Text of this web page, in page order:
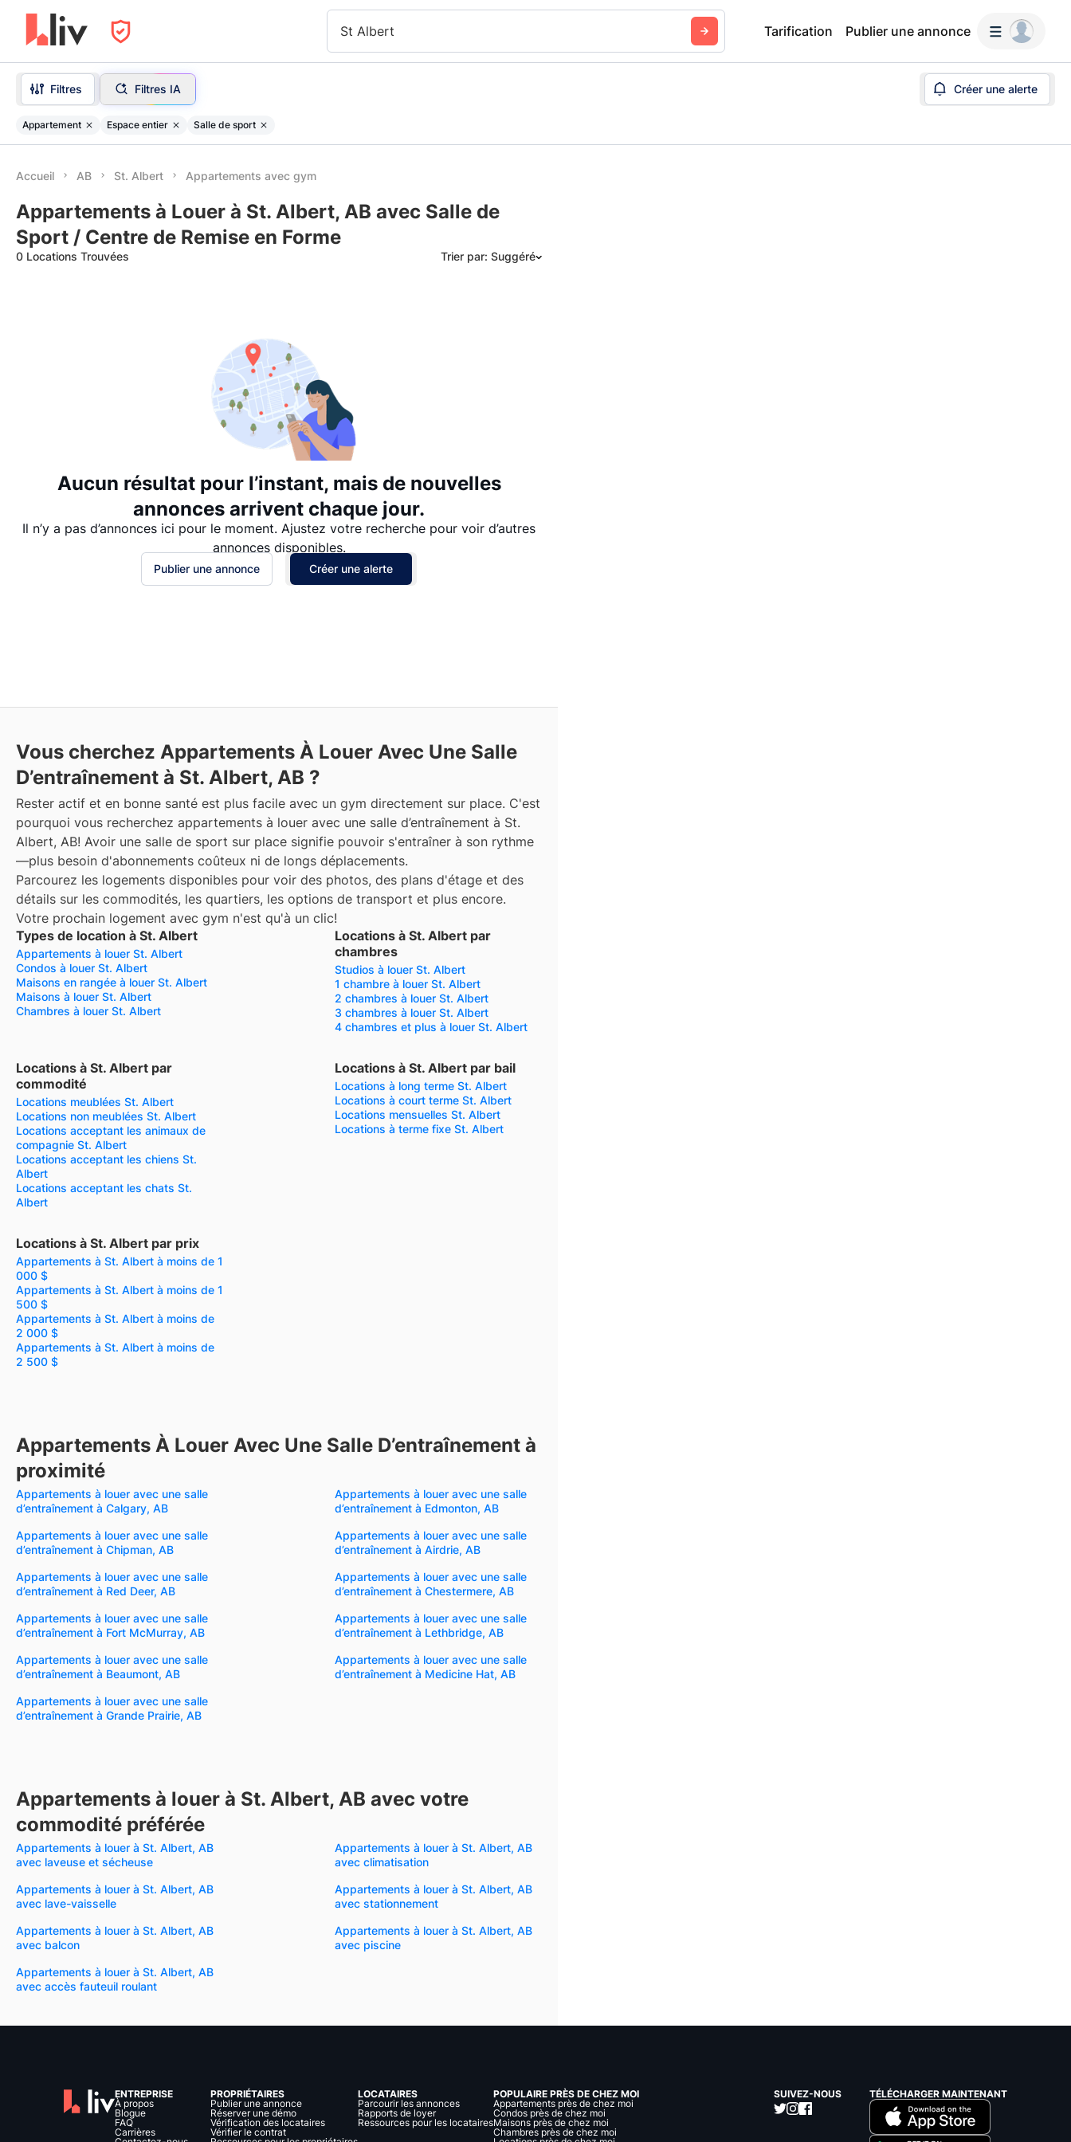
St Albert Tarification Publier une annonce
Filtres Filtres IA Créer une alerte
Appartement Espace entier Salle de sport
Accueil AB St. Albert Appartements avec gym
Appartements à Louer à St. Albert, AB avec Salle de
Sport / Centre de Remise en Forme
0 Locations Trouvées Trier par: Suggéré
Aucun résultat pour l’instant, mais de nouvelles
annonces arrivent chaque jour.
Il n’y a pas d’annonces ici pour le moment. Ajustez votre recherche pour voir d’autres
annonces disponibles.
Publier une annonce Créer une alerte
Vous cherchez Appartements À Louer Avec Une Salle
D’entraînement à St. Albert, AB ?
Rester actif et en bonne santé est plus facile avec un gym directement sur place. C'est
pourquoi vous recherchez appartements à louer avec une salle d’entraînement à St.
Albert, AB! Avoir une salle de sport sur place signifie pouvoir s'entraîner à son rythme
—plus besoin d'abonnements coûteux ni de longs déplacements.
Parcourez les logements disponibles pour voir des photos, des plans d'étage et des
détails sur les commodités, les quartiers, les options de transport et plus encore.
Votre prochain logement avec gym n'est qu'à un clic!
Types de location à St. Albert
Appartements à louer St. Albert
Condos à louer St. Albert
Maisons en rangée à louer St. Albert
Maisons à louer St. Albert
Chambres à louer St. Albert
Locations à St. Albert par
chambres
Studios à louer St. Albert
1 chambre à louer St. Albert
2 chambres à louer St. Albert
3 chambres à louer St. Albert
4 chambres et plus à louer St. Albert
Locations à St. Albert par
commodité
Locations meublées St. Albert
Locations non meublées St. Albert
Locations acceptant les animaux de
compagnie St. Albert
Locations acceptant les chiens St.
Albert
Locations acceptant les chats St.
Albert
Locations à St. Albert par bail
Locations à long terme St. Albert
Locations à court terme St. Albert
Locations mensuelles St. Albert
Locations à terme fixe St. Albert
Locations à St. Albert par prix
Appartements à St. Albert à moins de 1
000 $
Appartements à St. Albert à moins de 1
500 $
Appartements à St. Albert à moins de
2 000 $
Appartements à St. Albert à moins de
2 500 $
Appartements À Louer Avec Une Salle D’entraînement à
proximité
Appartements à louer avec une salle
d’entraînement à Calgary, AB
Appartements à louer avec une salle
d’entraînement à Edmonton, AB
Appartements à louer avec une salle
d’entraînement à Chipman, AB
Appartements à louer avec une salle
d’entraînement à Airdrie, AB
Appartements à louer avec une salle
d’entraînement à Red Deer, AB
Appartements à louer avec une salle
d’entraînement à Chestermere, AB
Appartements à louer avec une salle
d’entraînement à Fort McMurray, AB
Appartements à louer avec une salle
d’entraînement à Lethbridge, AB
Appartements à louer avec une salle
d’entraînement à Beaumont, AB
Appartements à louer avec une salle
d’entraînement à Medicine Hat, AB
Appartements à louer avec une salle
d’entraînement à Grande Prairie, AB
Appartements à louer à St. Albert, AB avec votre
commodité préférée
Appartements à louer à St. Albert, AB
avec laveuse et sécheuse
Appartements à louer à St. Albert, AB
avec climatisation
Appartements à louer à St. Albert, AB
avec lave-vaisselle
Appartements à louer à St. Albert, AB
avec stationnement
Appartements à louer à St. Albert, AB
avec balcon
Appartements à louer à St. Albert, AB
avec piscine
Appartements à louer à St. Albert, AB
avec accès fauteuil roulant
ENTREPRISE
À propos
Blogue
FAQ
Carrières
PROPRIÉTAIRES
Publier une annonce
Réserver une démo
Vérification des locataires
Vérifier le contrat
LOCATAIRES
Parcourir les annonces
Rapports de loyer
Ressources pour les locataires
POPULAIRE PRÈS DE CHEZ MOI
Appartements près de chez moi
Condos près de chez moi
Maisons près de chez moi
Chambres près de chez moi
SUIVEZ-NOUS TÉLÉCHARGER MAINTENANT